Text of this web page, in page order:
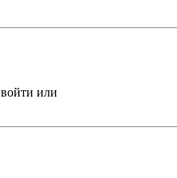
войти или